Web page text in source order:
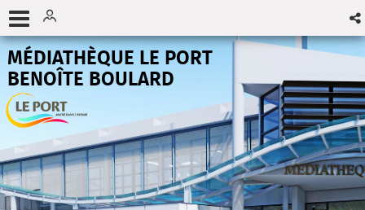
MÉDIATHÈQUE LE PORT
BENOÎTE BOULARD